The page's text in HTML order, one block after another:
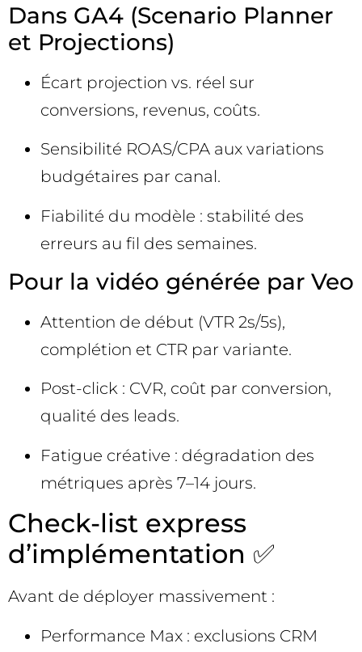
Dans GA4 (Scenario Planner
et Projections)
Écart projection vs. réel sur
conversions, revenus, coûts.
Sensibilité ROAS/CPA aux variations
budgétaires par canal.
Fiabilité du modèle : stabilité des
erreurs au fil des semaines.
Pour la vidéo générée par Veo
Attention de début (VTR 2s/5s),
complétion et CTR par variante.
Post-click : CVR, coût par conversion,
qualité des leads.
Fatigue créative : dégradation des
métriques après 7–14 jours.
Check-list express
d’implémentation ✅
Avant de déployer massivement :
Performance Max : exclusions CRM